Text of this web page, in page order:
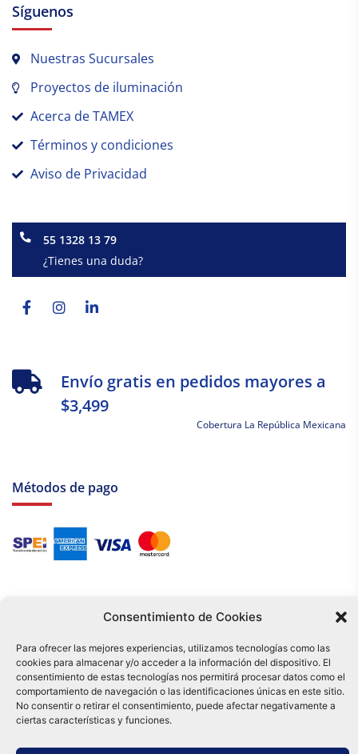
Consentimiento de Cookies
Para ofrecer las mejores experiencias, utilizamos tecnologías como las
cookies para almacenar y/o acceder a la información del dispositivo. El
consentimiento de estas tecnologías nos permitirá procesar datos como el
comportamiento de navegación o las identificaciones únicas en este sitio.
No consentir o retirar el consentimiento, puede afectar negativamente a
ciertas características y funciones.
Síguenos
Nuestras Sucursales
Proyectos de iluminación
Acerca de TAMEX
Términos y condiciones
Aviso de Privacidad
55 1328 13 79
¿Tienes una duda?
f
Envío gratis en pedidos mayores a
$3,499
Cobertura La República Mexicana
Métodos de pago
Tu compra es respaldada por nuestro certificado SSL y operada bajo las
mejores prácticas de seguridad.
Distribuidora Tamex - México
e-commerce